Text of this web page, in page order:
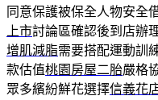
同意保護被保全人物安全
上市討論區確認後到店辦
增肌減脂需要搭配運動訓
款估值桃園房屋二胎嚴格
眾多繽紛鮮花選擇信義花